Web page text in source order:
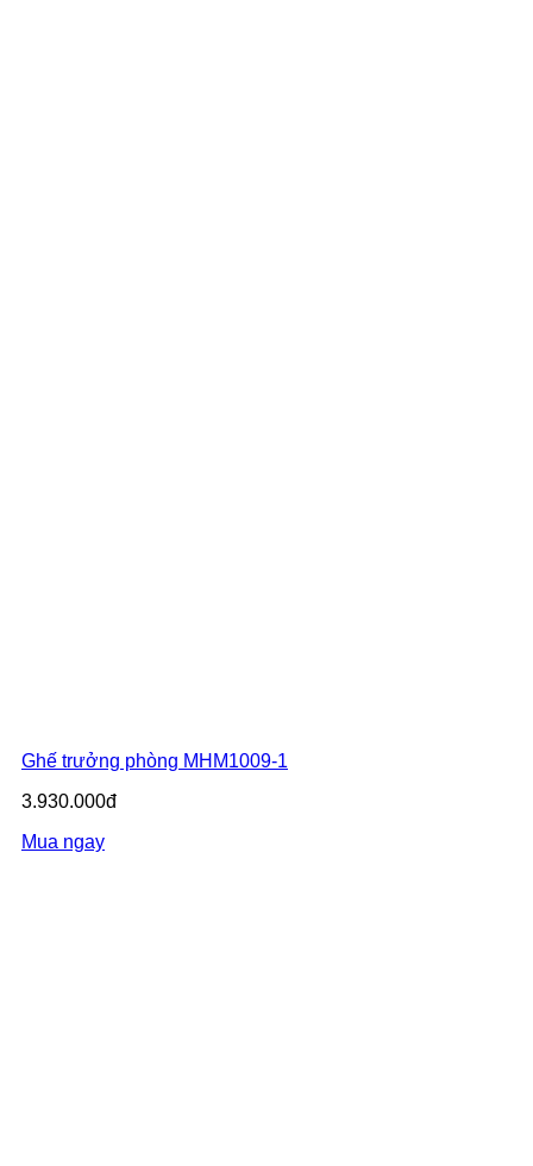
Ghế trưởng phòng MHM1009-1
3.930.000đ
Mua ngay